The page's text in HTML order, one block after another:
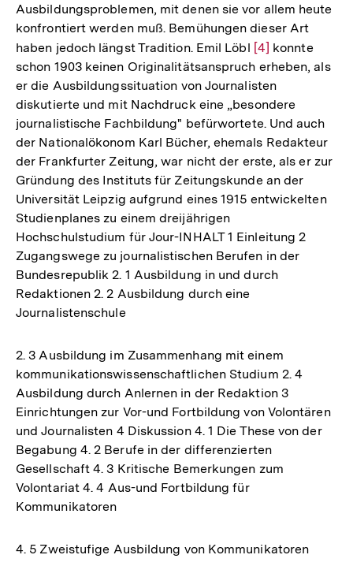
Ausbildungsproblemen, mit denen sie vor allem heute
konfrontiert werden muß. Bemühungen dieser Art
haben jedoch längst Tradition. Emil Löbl Zur
Auflösung
der
Fußnote
[4] konnte
schon 1903 keinen Originalitätsanspruch erheben, als
er die Ausbildungssituation von Journalisten
diskutierte und mit Nachdruck eine „besondere
journalistische Fachbildung" befürwortete. Und auch
der Nationalökonom Karl Bücher, ehemals Redakteur
der Frankfurter Zeitung, war nicht der erste, als er zur
Gründung des Instituts für Zeitungskunde an der
Universität Leipzig aufgrund eines 1915 entwickelten
Studienplanes zu einem dreijährigen
Hochschulstudium für Jour-INHALT 1 Einleitung 2
Zugangswege zu journalistischen Berufen in der
Bundesrepublik 2. 1 Ausbildung in und durch
Redaktionen 2. 2 Ausbildung durch eine
Journalistenschule
2. 3 Ausbildung im Zusammenhang mit einem
kommunikationswissenschaftlichen Studium 2. 4
Ausbildung durch Anlernen in der Redaktion 3
Einrichtungen zur Vor-und Fortbildung von Volontären
und Journalisten 4 Diskussion 4. 1 Die These von der
Begabung 4. 2 Berufe in der differenzierten
Gesellschaft 4. 3 Kritische Bemerkungen zum
Volontariat 4. 4 Aus-und Fortbildung für
Kommunikatoren
4. 5 Zweistufige Ausbildung von Kommunikatoren